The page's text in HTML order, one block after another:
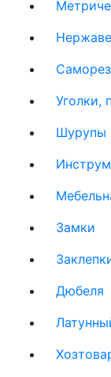
Уголки,
Шурупы
Замки
Дюбеля